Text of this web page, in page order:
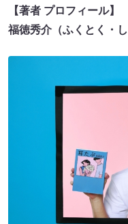
【著者 プロフィール】
福徳秀介（ふくとく・